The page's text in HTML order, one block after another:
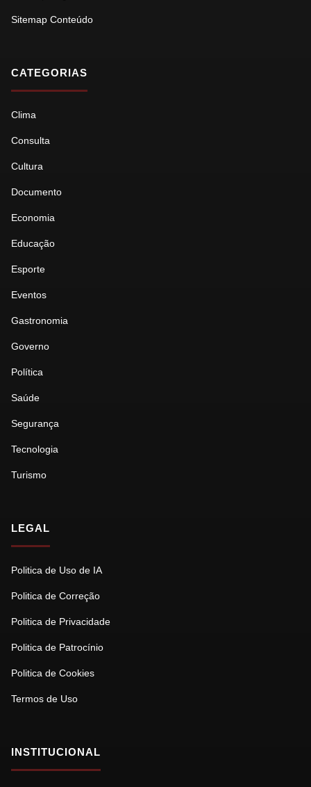
Sitemap Conteúdo
CATEGORIAS
Clima
Consulta
Cultura
Documento
Economia
Educação
Esporte
Eventos
Gastronomia
Governo
Política
Saúde
Segurança
Tecnologia
Turismo
LEGAL
Politica de Uso de IA
Politica de Correção
Politica de Privacidade
Politica de Patrocínio
Politica de Cookies
Termos de Uso
INSTITUCIONAL